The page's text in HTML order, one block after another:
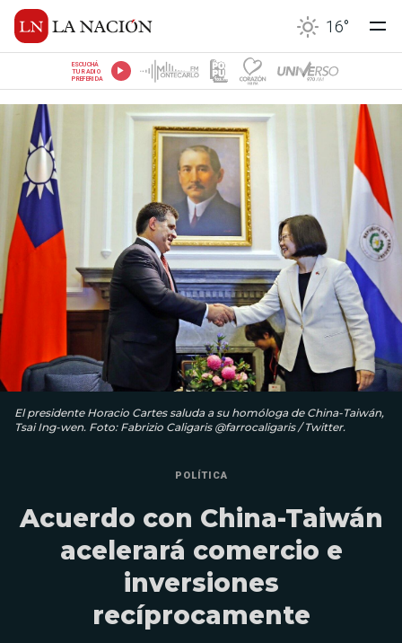
16°
ESCUCHÁ
TU RADIO
PREFERIDA
El presidente Horacio Cartes saluda a su homóloga de China-Taiwán,
Tsai Ing-wen. Foto: Fabrizio Caligaris @farrocaligaris / Twitter.
POLÍTICA
Acuerdo con China-Taiwán
acelerará comercio e
inversiones
recíprocamente